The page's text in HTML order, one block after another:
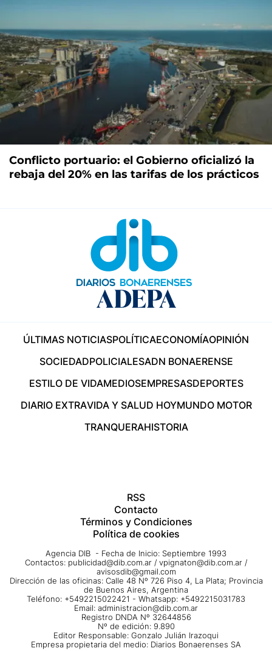
Conflicto portuario: el Gobierno oficializó la
rebaja del 20% en las tarifas de los prácticos
ÚLTIMAS NOTICIASPOLÍTICAECONOMÍAOPINIÓN
SOCIEDADPOLICIALESADN BONAERENSE
ESTILO DE VIDAMEDIOSEMPRESASDEPORTES
DIARIO EXTRAVIDA Y SALUD HOYMUNDO MOTOR
TRANQUERAHISTORIA
RSS
Contacto
Términos y Condiciones
Política de cookies
Agencia DIB - Fecha de Inicio: Septiembre 1993
Contactos: publicidad@dib.com.ar / vpignaton@dib.com.ar /
avisosdib@gmail.com
Dirección de las oficinas: Calle 48 Nº 726 Piso 4, La Plata; Provincia
de Buenos Aires, Argentina
Teléfono: +5492215022421 - Whatsapp: +5492215031783
Email: administracion@dib.com.ar
Registro DNDA Nº 32644856
Nº de edición: 9.890
Editor Responsable: Gonzalo Julián Irazoqui
Empresa propietaria del medio: Diarios Bonaerenses SA